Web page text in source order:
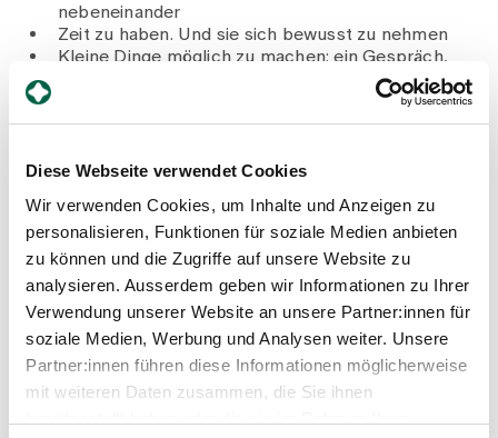
Diese Webseite verwendet Cookies
Wir verwenden Cookies, um Inhalte und Anzeigen zu
personalisieren, Funktionen für soziale Medien anbieten
zu können und die Zugriffe auf unsere Website zu
analysieren. Ausserdem geben wir Informationen zu Ihrer
Verwendung unserer Website an unsere Partner:innen für
soziale Medien, Werbung und Analysen weiter. Unsere
Partner:innen führen diese Informationen möglicherweise
mit weiteren Daten zusammen, die Sie ihnen
nebeneinander
Zeit zu haben. Und sie sich bewusst zu nehmen
Kleine Dinge möglich zu machen: ein Gespräch,
Regula Steiner
Pflegeexpertin Palliative Care